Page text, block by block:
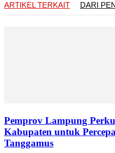
ARTIKEL TERKAIT
DARI
Pemprov Lampung
Kabupaten untuk
Tanggamus